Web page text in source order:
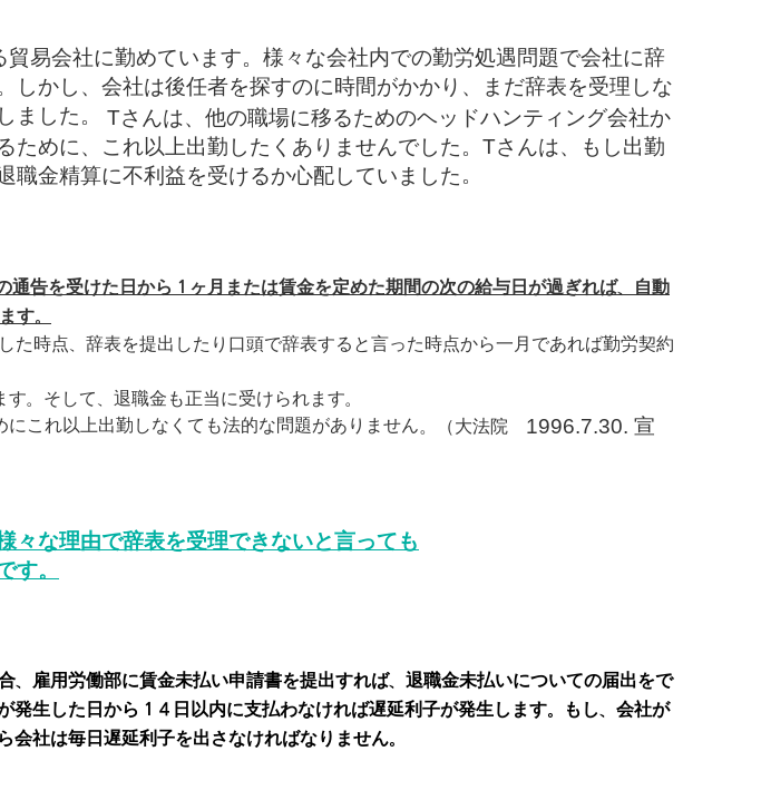
易会社に勤めています。様々な会社内での勤労処遇問題で会社に辞
しかし、会社は後任者を探すのに時間がかかり、まだ辞表を受理しな
ました。
Tさんは、他の職場に移るためのヘッドハンティング会社か
ために、これ以上出勤したくありませんでした。Tさんは、もし出勤
職金精算に不利益を受けるか心配していました。
通告を受けた日から１ヶ月または賃金を定めた期間の次の給与日が過ぎれば、自動
す。
た時点、辞表を提出したり口頭で辞表すると言った時点から一月であれば勤労契約
。そして、退職金も正当に受けられます。
これ以上出勤しなくても法的な問題がありません 。（大法院 1996.7.30. 宣
々な理由で辞表を受理できないと言っても
す。
、雇用労働部に賃金未払い申請書を提出すれば、退職金未払いについての届出をで
発生した日から１４日以内に支払わなければ遅延利子が発生します。もし、会社が
会社は毎日遅延利子を出さなければなりません。